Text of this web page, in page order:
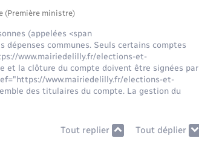
(Première ministre)
(appelées <span
communes. Seuls certains comptes
www.mairiedelilly.fr/elections-et-
et la clôture du compte doivent être signées par
www.mairiedelilly.fr/elections-et-
des titulaires du compte. La gestion du
Tout replier Tout déplier